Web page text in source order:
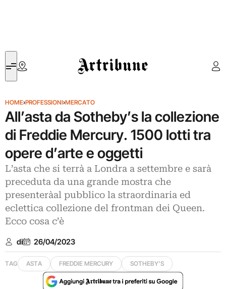
Artribune
HOME›PROFESSIONI›MERCATO
All’asta da Sotheby’s la collezione
di Freddie Mercury. 1500 lotti tra
opere d’arte e oggetti
L’asta che si terrà a Londra a settembre e sarà
preceduta da una grande mostra che
presenteràal pubblico la straordinaria ed
eclettica collezione del frontman dei Queen.
Ecco cosa c’è
di 26/04/2023
TAG ASTA FREDDIE MERCURY SOTHEBY'S